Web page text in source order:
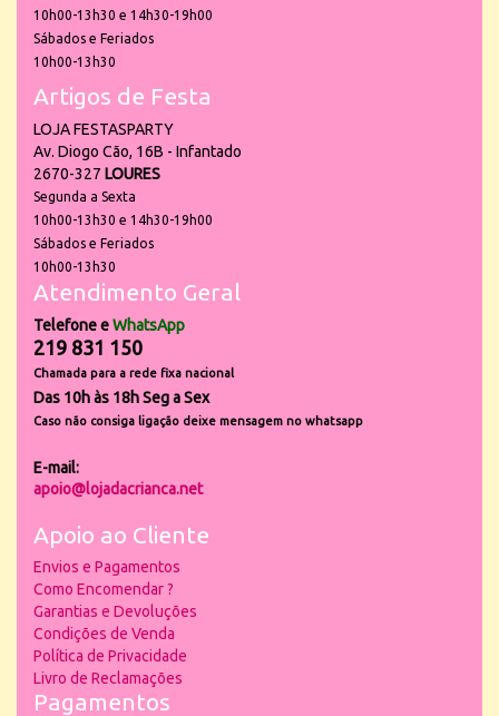
10h00-13h30 e 14h30-19h00
Sábados e Feriados
10h00-13h30
Artigos de Festa
LOJA FESTASPARTY
Av. Diogo Cão, 16B - Infantado
2670-327 LOURES
Segunda a Sexta
10h00-13h30 e 14h30-19h00
Sábados e Feriados
10h00-13h30
Atendimento Geral
Telefone eWhatsApp
219 831 150
Chamada para a rede fixa nacional
Das 10h às 18h Seg a Sex
Caso não consiga ligação deixe mensagem no whatsapp
E-mail:
apoio@lojadacrianca.net
Apoio ao Cliente
Envios e Pagamentos
Como Encomendar ?
Garantias e Devoluções
Condições de Venda
Política de Privacidade
Livro de Reclamações
Pagamentos